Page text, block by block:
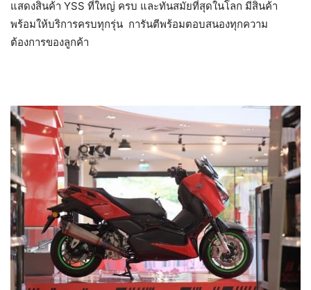
แสดงสินค้า YSS ที่ใหญ่ ครบ และทันสมัยที่สุดในโลก มีสินค้า
พร้อมให้บริการครบทุกรุ่น การันตีพร้อมตอบสนองทุกความ
ต้องการของลูกค้า